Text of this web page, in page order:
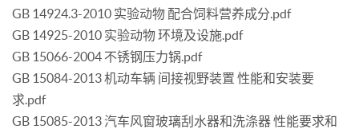
GB 14924.3-2010 实验动物 配合饲料营养成分.pdf
GB 14925-2010 实验动物 环境及设施.pdf
GB 15066-2004 不锈钢压力锅.pdf
GB 15084-2013 机动车辆 间接视野装置 性能和安装要
求.pdf
GB 15085-2013 汽车风窗玻璃刮水器和洗涤器 性能要求和